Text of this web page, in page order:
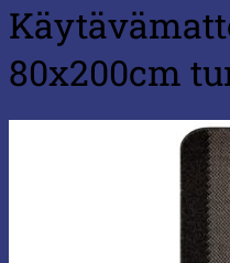
80x200cm